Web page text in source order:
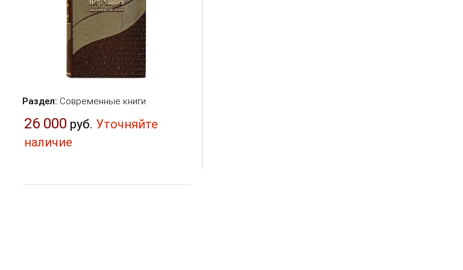
Раздел: Современные книги
26 000 руб. Уточняйте
наличие